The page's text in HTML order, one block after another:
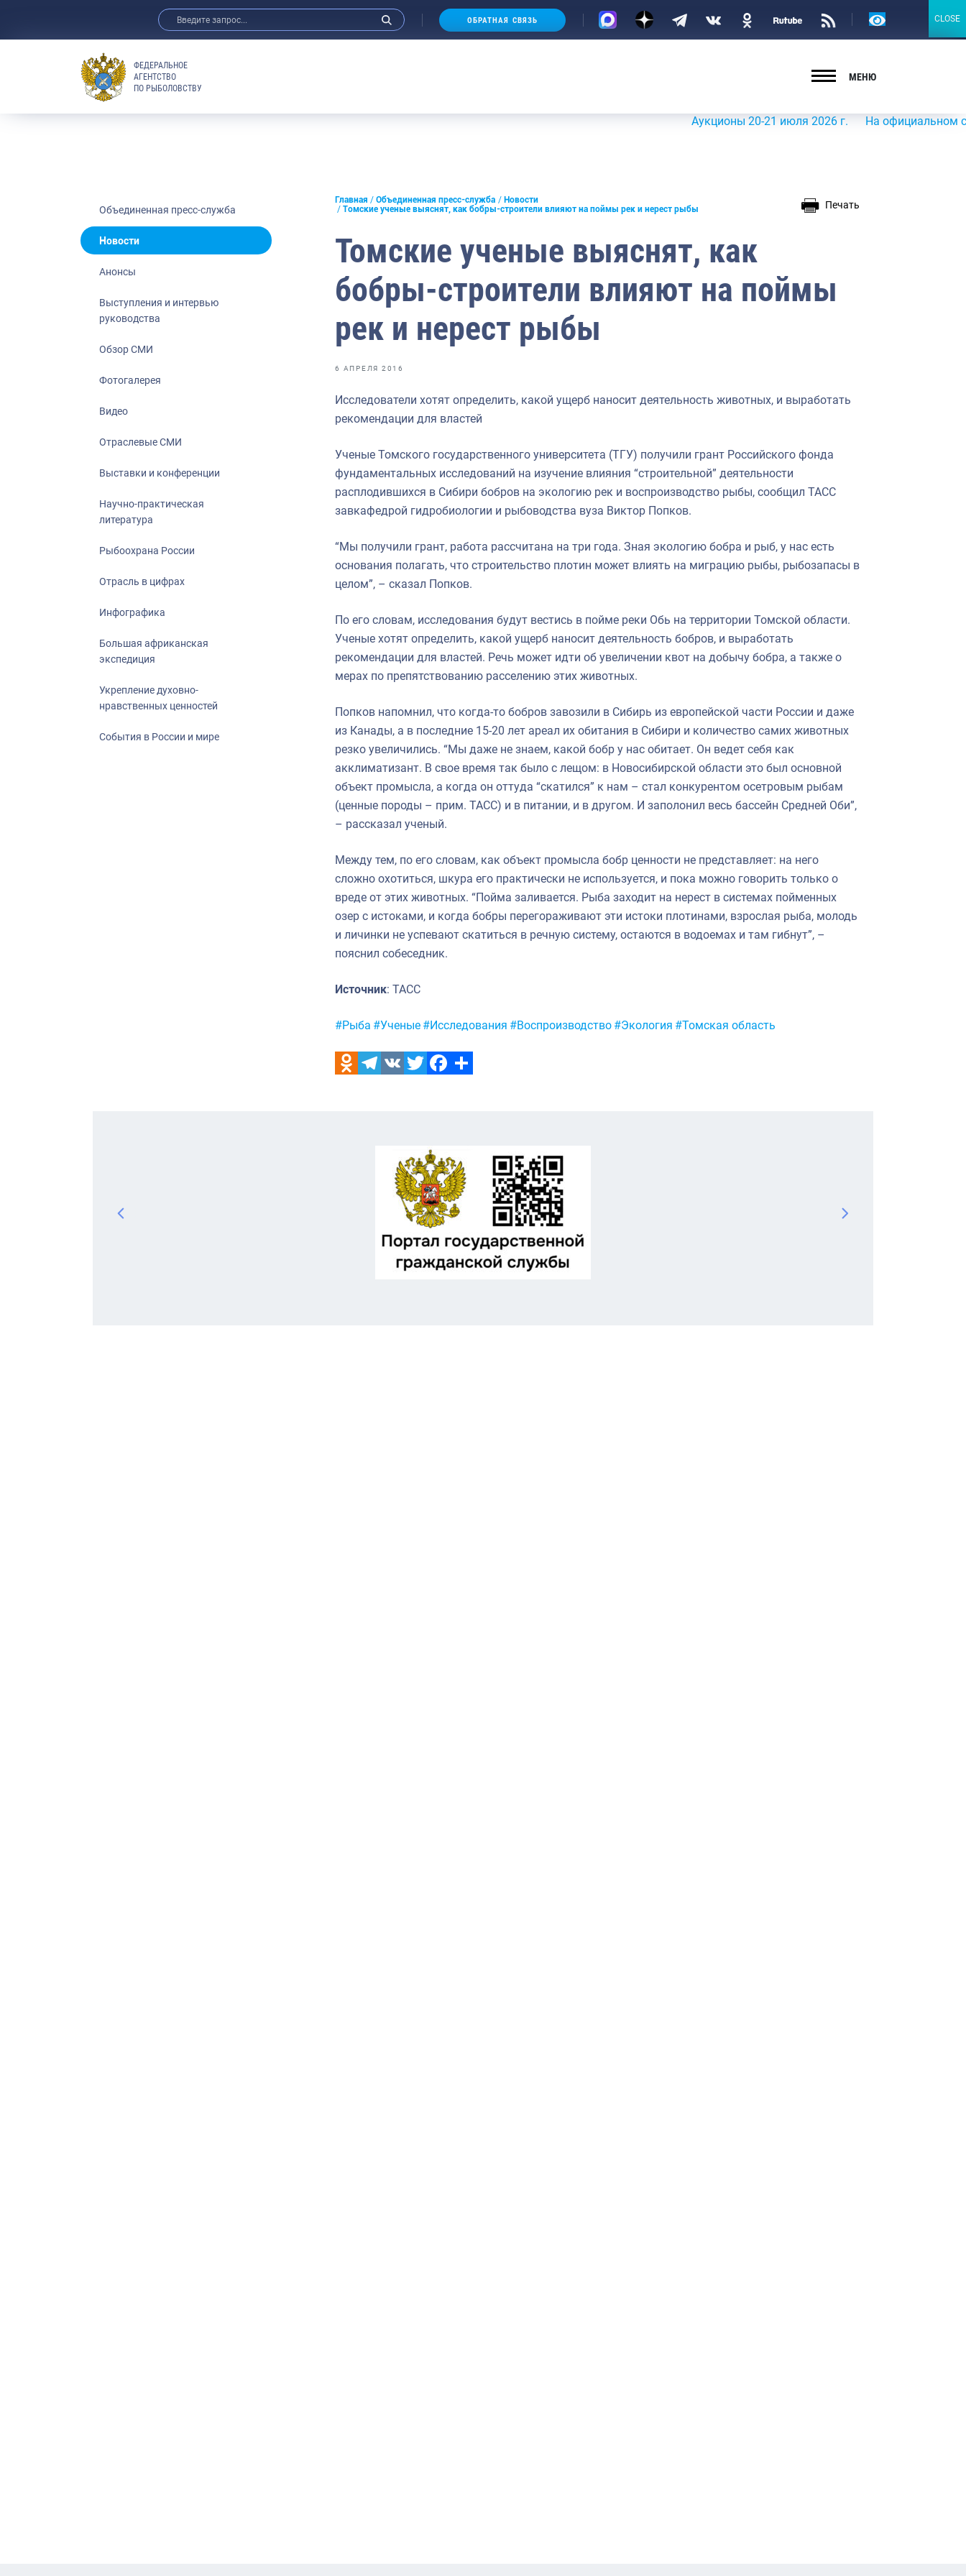
Анонсы
Отраслевые СМИ
Выставки и конференции
Научно-практическая литература
Рыбоохрана России
Отрасль в цифрах
Большая африканская экспедиция
ОБРАТНАЯ СВЯЗЬ
Версия
ФЕДЕРАЛЬНОЕ
АГЕНТСТВО
ПО РЫБОЛОВСТВУ
МЕНЮ
Аукционы 20-21 июля 2026 г. На официальном сайте
Объединенная пресс-служба
Новости
Анонсы
Выступления и интервью
руководства
Обзор СМИ
Фотогалерея
Видео
Отраслевые СМИ
Выставки и конференции
Научно-практическая
литература
Рыбоохрана России
Отрасль в цифрах
Инфографика
Большая африканская
экспедиция
Укрепление духовно-
нравственных ценностей
События в России и мире
Главная Объединенная пресс-служба
Новости
Томские ученые выяснят, как бобры-строители влияют на поймы рек и нерест рыбы
Печать
Томские ученые выяснят, как
бобры-строители влияют на поймы
рек и нерест рыбы
6 АПРЕЛЯ 2016
Исследователи хотят определить, какой ущерб наносит деятельность животных, и выработать
рекомендации для властей
Ученые Томского государственного университета (ТГУ) получили грант Российского фонда
фундаментальных исследований на изучение влияния “строительной” деятельности
расплодившихся в Сибири бобров на экологию рек и воспроизводство рыбы, сообщил ТАСС
завкафедрой гидробиологии и рыбоводства вуза Виктор Попков.
“Мы получили грант, работа рассчитана на три года. Зная экологию бобра и рыб, у нас есть
основания полагать, что строительство плотин может влиять на миграцию рыбы, рыбозапасы в
целом”, – сказал Попков.
По его словам, исследования будут вестись в пойме реки Обь на территории Томской области.
Ученые хотят определить, какой ущерб наносит деятельность бобров, и выработать
рекомендации для властей. Речь может идти об увеличении квот на добычу бобра, а также о
мерах по препятствованию расселению этих животных.
Попков напомнил, что когда-то бобров завозили в Сибирь из европейской части России и даже
из Канады, а в последние 15-20 лет ареал их обитания в Сибири и количество самих животных
резко увеличились. “Мы даже не знаем, какой бобр у нас обитает. Он ведет себя как
акклиматизант. В свое время так было с лещом: в Новосибирской области это был основной
объект промысла, а когда он оттуда “скатился” к нам – стал конкурентом осетровым рыбам
(ценные породы – прим. ТАСС) и в питании, и в другом. И заполонил весь бассейн Средней Оби”,
– рассказал ученый.
Между тем, по его словам, как объект промысла бобр ценности не представляет: на него
сложно охотиться, шкура его практически не используется, и пока можно говорить только о
вреде от этих животных. “Пойма заливается. Рыба заходит на нерест в системах пойменных
озер с истоками, и когда бобры перегораживают эти истоки плотинами, взрослая рыба, молодь
и личинки не успевают скатиться в речную систему, остаются в водоемах и там гибнут”, –
пояснил собеседник.
Источник: ТАСС
Метки:
#Рыба #Ученые #Исследования #Воспроизводство #Экология #Томская область
CLOSE
CLOSE